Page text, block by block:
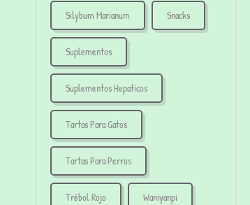
Silybum Marianum Snacks
Suplementos
Suplementos Hepaticos
Tartas Para Gatos
Tartas Para Perros
Trébol Rojo Waniyanpi